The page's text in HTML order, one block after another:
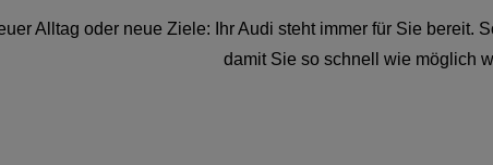
Alltag oder neue Ziele: Ihr Audi steht immer für Sie
damit Sie so schnell wie möglich